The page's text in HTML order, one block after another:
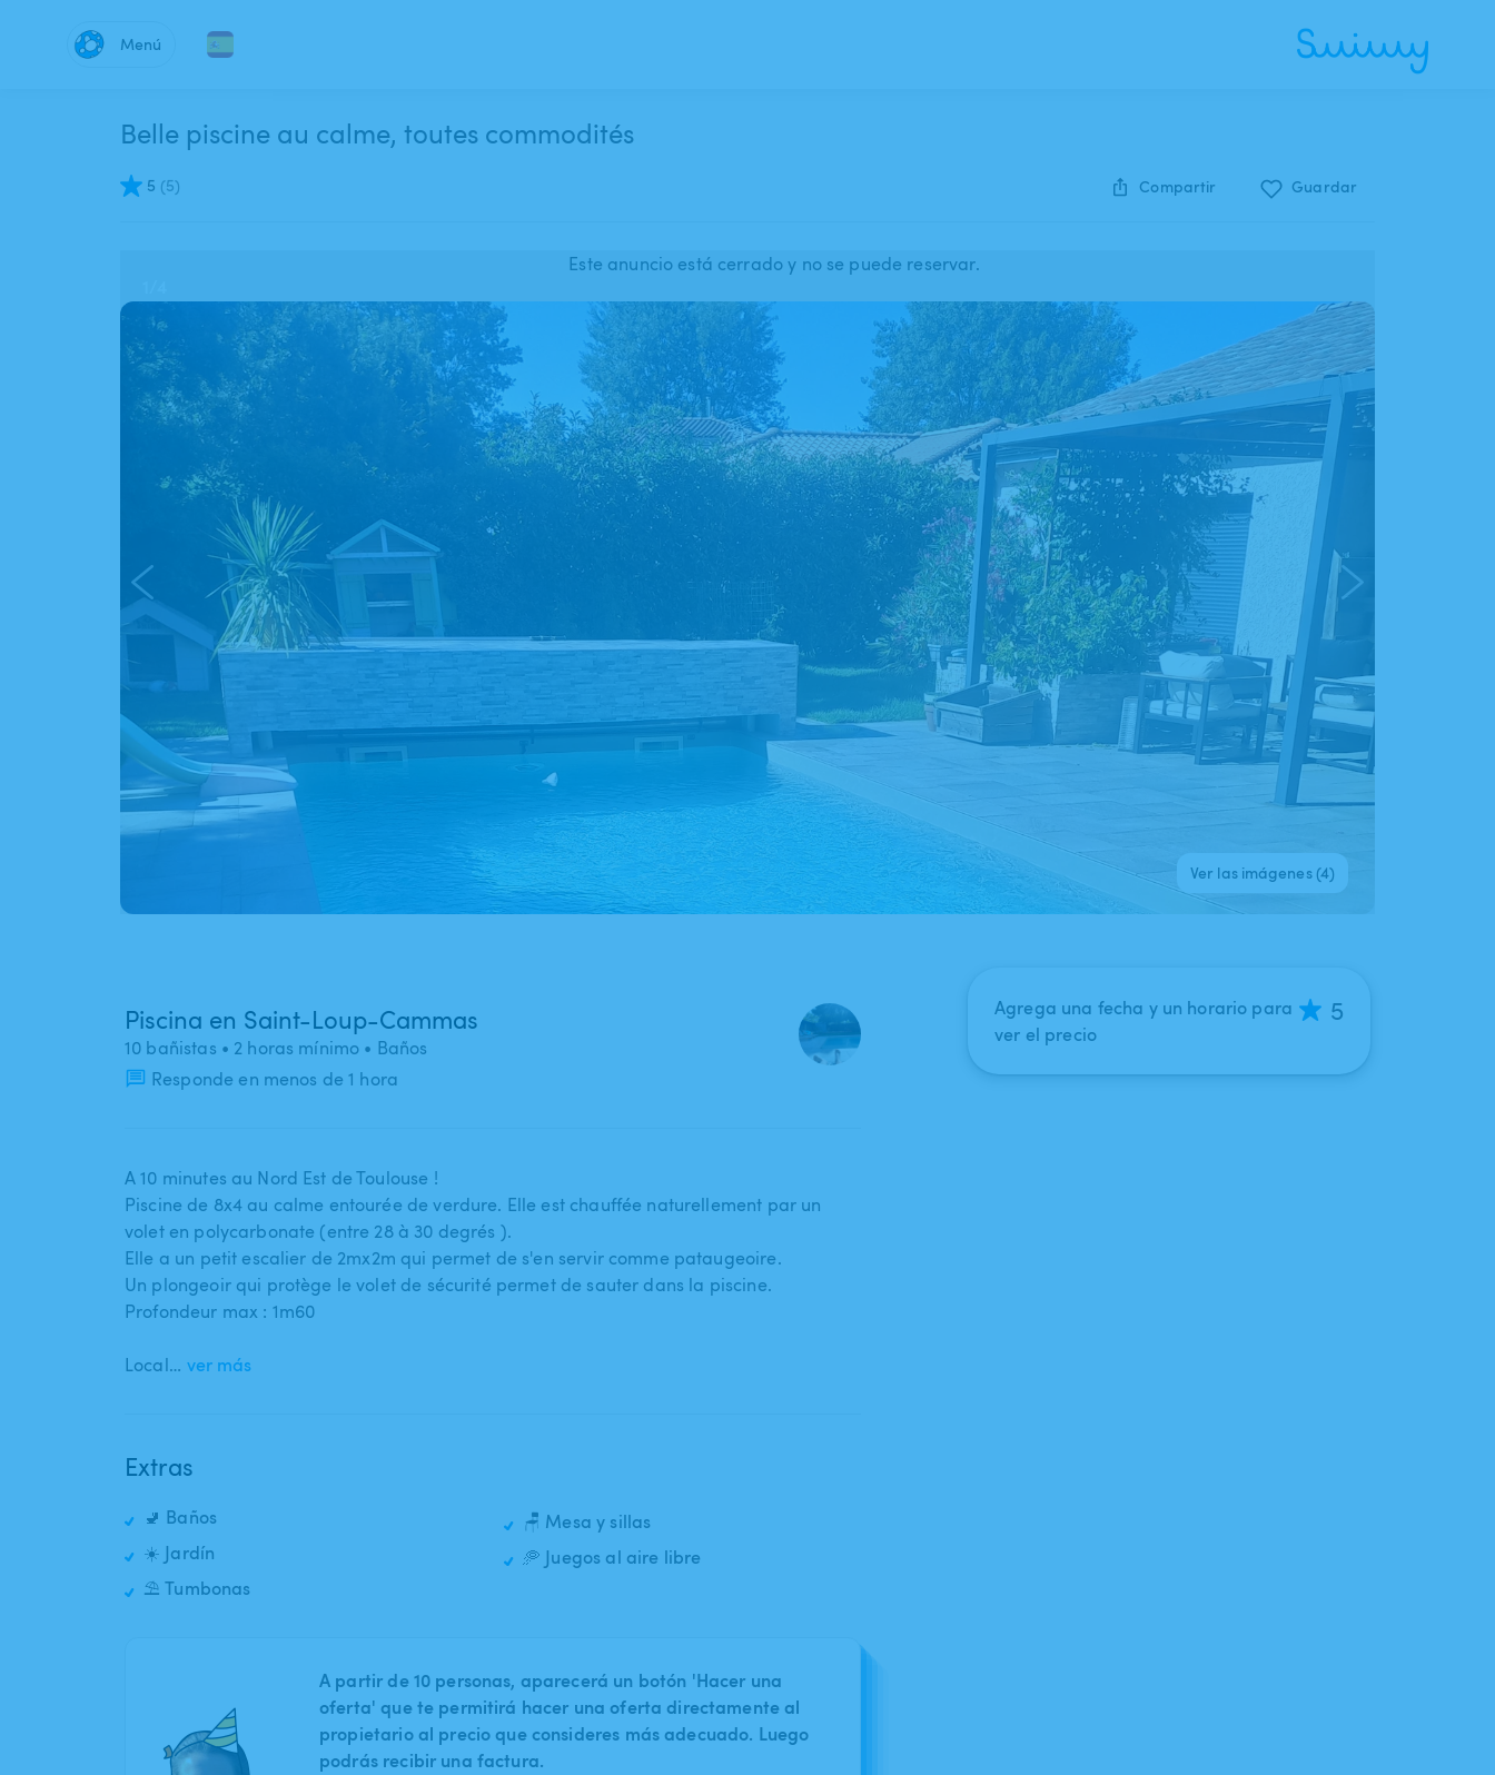
Menú
Belle piscine au calme, toutes commodités
5 (5) Compartir Guardar
Este anuncio está cerrado y no se puede reservar.
Ver las imágenes (4)
Piscina en Saint-Loup-Cammas
10 bañistas • 2 horas mínimo • Baños
Responde en menos de 1 hora
A 10 minutes au Nord Est de Toulouse !
Piscine de 8x4 au calme entourée de verdure. Elle est chauffée naturellement par un
volet en polycarbonate (entre 28 à 30 degrés ).
Elle a un petit escalier de 2mx2m qui permet de s'en servir comme pataugeoire.
Un plongeoir qui protège le volet de sécurité permet de sauter dans la piscine.
Profondeur max : 1m60
Local… ver más
Extras
🚽 Baños
☀️ Jardín
⛱️ Tumbonas
🪑 Mesa y sillas
🥏 Juegos al aire libre
A partir de 10 personas, aparecerá un botón 'Hacer una
oferta' que te permitirá hacer una oferta directamente al
propietario al precio que consideres más adecuado. Luego
podrás recibir una factura.
Agrega una fecha y un horario para
ver el precio
5